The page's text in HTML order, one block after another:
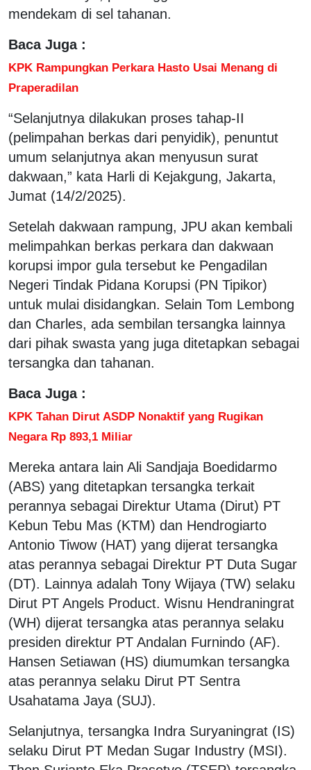
mendekam di sel tahanan.
Baca Juga :
KPK Rampungkan Perkara Hasto Usai Menang di
Praperadilan
“Selanjutnya dilakukan proses tahap-II
(pelimpahan berkas dari penyidik), penuntut
umum selanjutnya akan menyusun surat
dakwaan,” kata Harli di Kejakgung, Jakarta,
Jumat (14/2/2025).
Setelah dakwaan rampung, JPU akan kembali
melimpahkan berkas perkara dan dakwaan
korupsi impor gula tersebut ke Pengadilan
Negeri Tindak Pidana Korupsi (PN Tipikor)
untuk mulai disidangkan. Selain Tom Lembong
dan Charles, ada sembilan tersangka lainnya
dari pihak swasta yang juga ditetapkan sebagai
tersangka dan tahanan.
Baca Juga :
KPK Tahan Dirut ASDP Nonaktif yang Rugikan
Negara Rp 893,1 Miliar
Mereka antara lain Ali Sandjaja Boedidarmo
(ABS) yang ditetapkan tersangka terkait
perannya sebagai Direktur Utama (Dirut) PT
Kebun Tebu Mas (KTM) dan Hendrogiarto
Antonio Tiwow (HAT) yang dijerat tersangka
atas perannya sebagai Direktur PT Duta Sugar
(DT). Lainnya adalah Tony Wijaya (TW) selaku
Dirut PT Angels Product. Wisnu Hendraningrat
(WH) dijerat tersangka atas perannya selaku
presiden direktur PT Andalan Furnindo (AF).
Hansen Setiawan (HS) diumumkan tersangka
atas perannya selaku Dirut PT Sentra
Usahatama Jaya (SUJ).
Selanjutnya, tersangka Indra Suryaningrat (IS)
selaku Dirut PT Medan Sugar Industry (MSI).